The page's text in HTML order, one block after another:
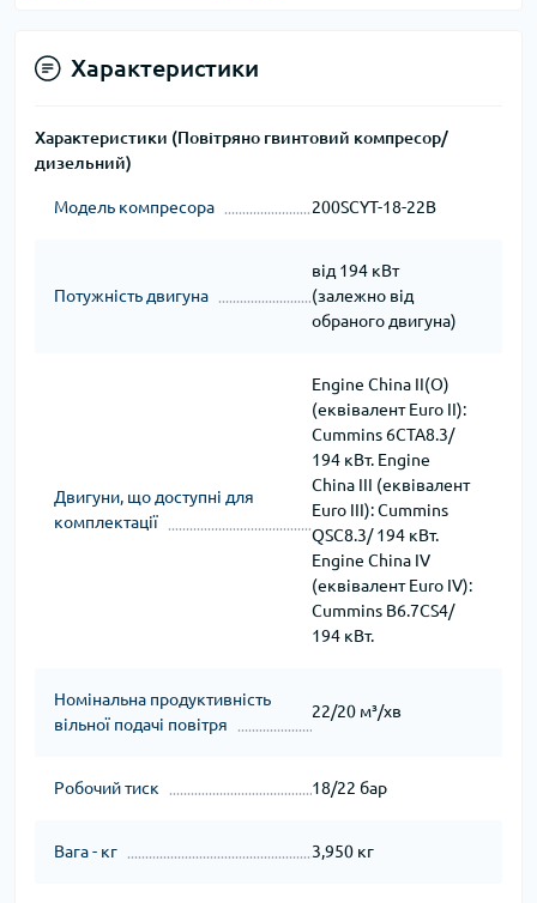
Характеристики
Характеристики (Повітряно гвинтовий компресор/
дизельний)
Модель компресора 200SCYT-18-22B
Потужність двигуна
від 194 кВт
(залежно від
обраного двигуна)
Двигуни, що доступні для
комплектації
Engine China II(O)
(еквівалент Euro II):
Cummins 6CTA8.3/
194 кВт. Engine
China III (еквівалент
Euro III): Cummins
QSC8.3/ 194 кВт.
Engine China IV
(еквівалент Euro IV):
Cummins B6.7CS4/
194 кВт.
Номінальна продуктивність
вільної подачі повітря
22/20 м³/хв
Робочий тиск 18/22 бар
Вага - кг 3,950 кг